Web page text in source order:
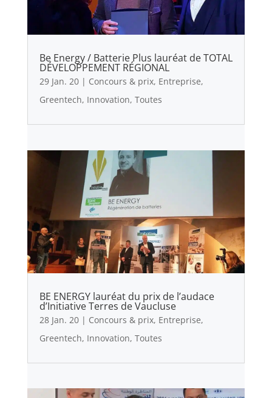
Be Energy / Batterie Plus lauréat de TOTAL
DÉVELOPPEMENT RÉGIONAL
29 Jan. 20| Concours & prix, Entreprise,
Greentech, Innovation, Toutes
BE ENERGY lauréat du prix de l’audace
d’Initiative Terres de Vaucluse
28 Jan. 20| Concours & prix, Entreprise,
Greentech, Innovation, Toutes